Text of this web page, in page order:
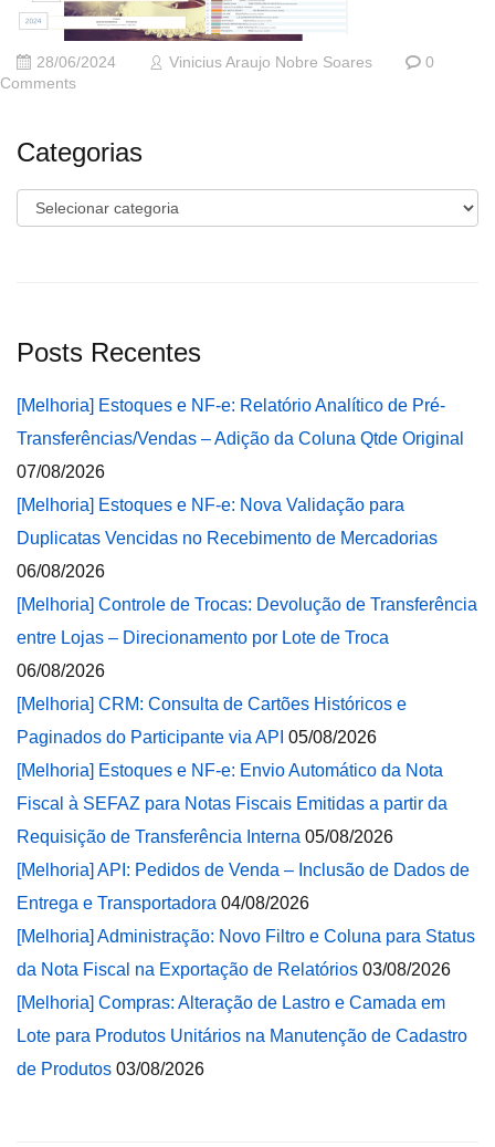
28/06/2024 Vinicius Araujo Nobre Soares
0
Comments
Categorias
Categorias
Posts Recentes
[Melhoria] Estoques e NF-e: Relatório Analítico de Pré-
Transferências/Vendas – Adição da Coluna Qtde Original
07/08/2026
[Melhoria] Estoques e NF-e: Nova Validação para
Duplicatas Vencidas no Recebimento de Mercadorias
06/08/2026
[Melhoria] Controle de Trocas: Devolução de Transferência
entre Lojas – Direcionamento por Lote de Troca
06/08/2026
[Melhoria] CRM: Consulta de Cartões Históricos e
Paginados do Participante via API 05/08/2026
[Melhoria] Estoques e NF-e: Envio Automático da Nota
Fiscal à SEFAZ para Notas Fiscais Emitidas a partir da
Requisição de Transferência Interna 05/08/2026
[Melhoria] API: Pedidos de Venda – Inclusão de Dados de
Entrega e Transportadora 04/08/2026
[Melhoria] Administração: Novo Filtro e Coluna para Status
da Nota Fiscal na Exportação de Relatórios 03/08/2026
[Melhoria] Compras: Alteração de Lastro e Camada em
Lote para Produtos Unitários na Manutenção de Cadastro
de Produtos 03/08/2026